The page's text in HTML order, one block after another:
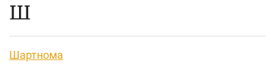
Ш
Шартнома